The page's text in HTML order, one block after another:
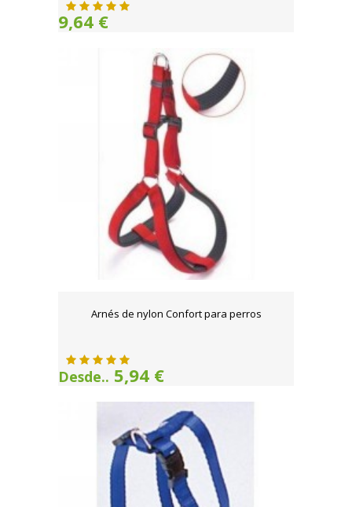
9,64 €
Arnés de nylon Confort para perros
Desde.. 5,94 €